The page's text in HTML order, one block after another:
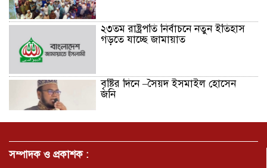
২৩তম রাষ্ট্রপতি নির্বাচনে নতুন ইতিহাস
গড়তে যাচ্ছে জামায়াত
বৃষ্টির দিনে –সৈয়দ ইসমাইল হোসেন
জনি
জুলাই সনদ বাস্তবায়নের দাবিতে
সম্পাদক ও প্রকাশক :